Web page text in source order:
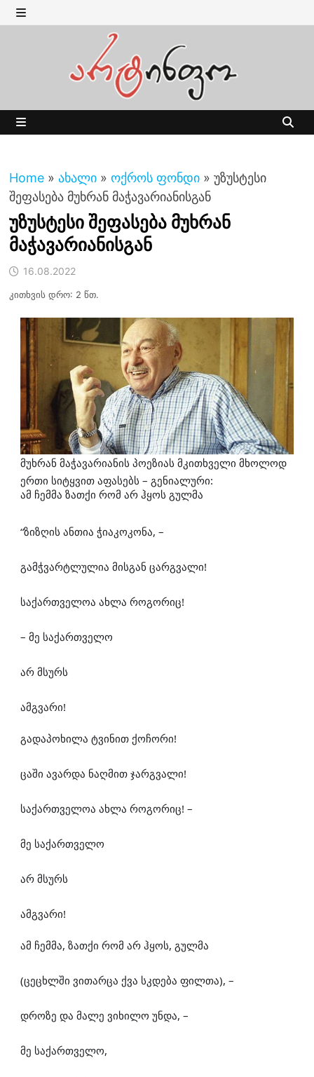
Skip
to MENU
Home » ახალი » ოქროს ფონდი » უზუსტესი
შეფასება მუხრან მაჭავარიანისგან
უზუსტესი შეფასება მუხრან
მაჭავარიანისგან
16.08.2022
კითხვის დრო: 2 წთ.
მუხრან მაჭავარიანის პოეზიას მკითხველი მხოლოდ
ერთი სიტყვით აფასებს – გენიალური:
ამ ჩემმა ზათქი რომ არ ჰყოს გულმა
“ზიზღის ანთია ჭიაკოკონა, –
გამჭვარტლულია მისგან ცარგვალი!
საქართველოა ახლა როგორიც!
– მე საქართველო
არ მსურს
ამგვარი!
გადაპოხილა ტვინით ქოჩორი!
ცაში ავარდა ნაღმით ჯარგვალი!
საქართველოა ახლა როგორიც! –
მე საქართველო
არ მსურს
ამგვარი!
ამ ჩემმა, ზათქი რომ არ ჰყოს, გულმა
(ცეცხლში ვითარცა ქვა სკდება ფილთა), –
დროზე და მალე ვიხილო უნდა, –
მე საქართველო,